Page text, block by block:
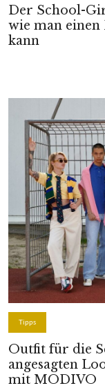
Der School-
wie man
kann
Tipps
Outfit für die
angesagten
mit MODIVO